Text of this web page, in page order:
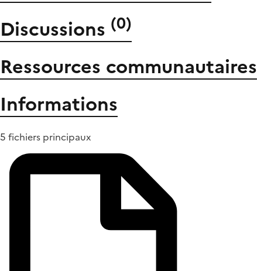
Discussions (0)
Ressources communautaires
Informations
5 fichiers principaux